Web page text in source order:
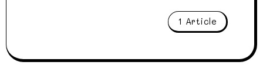
1 Article